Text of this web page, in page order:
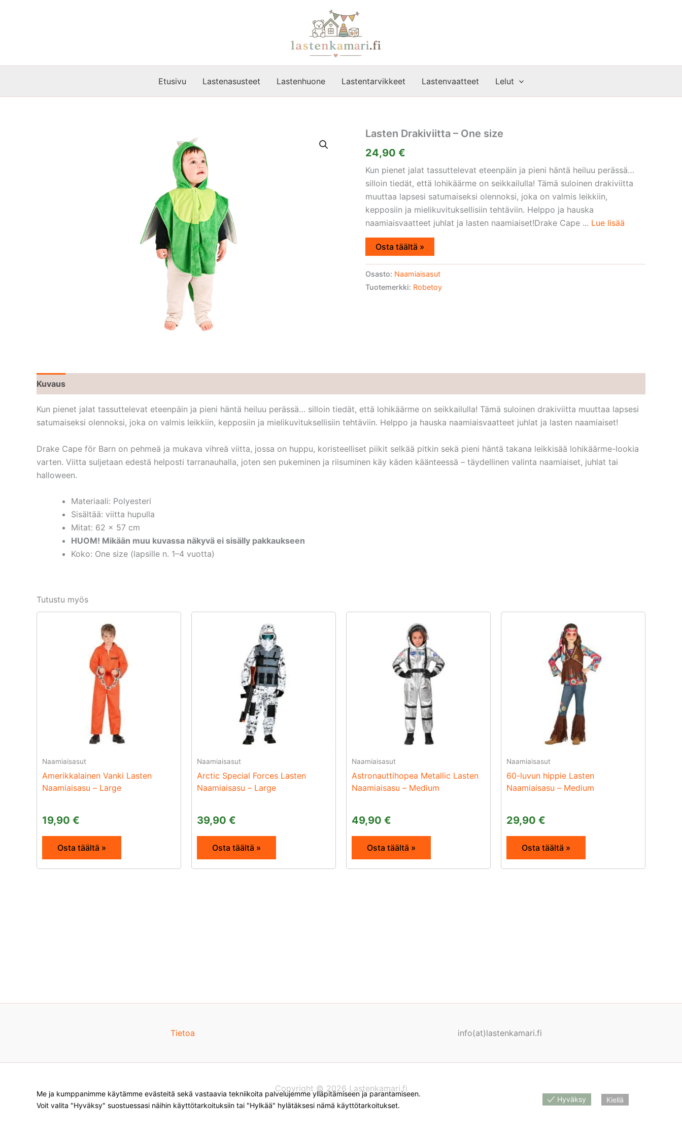
Etusivu Lastenasusteet Lastenhuone Lastentarvikkeet Lastenvaatteet Lelut
Lasten Drakiviitta – One size
24,90 €
Kun pienet jalat tassuttelevat eteenpäin ja pieni häntä heiluu perässä…
silloin tiedät, että lohikäärme on seikkailulla! Tämä suloinen drakiviitta
muuttaa lapsesi satumaiseksi olennoksi, joka on valmis leikkiin,
kepposiin ja mielikuvituksellisiin tehtäviin. Helppo ja hauska
naamiaisvaatteet juhlat ja lasten naamiaiset!Drake Cape ... Lue lisää
Osta täältä »
Osasto: Naamiaisasut
Tuotemerkki: Robetoy
Kuvaus
Kun pienet jalat tassuttelevat eteenpäin ja pieni häntä heiluu perässä… silloin tiedät, että lohikäärme on seikkailulla! Tämä suloinen drakiviitta muuttaa lapsesi
satumaiseksi olennoksi, joka on valmis leikkiin, kepposiin ja mielikuvituksellisiin tehtäviin. Helppo ja hauska naamiaisvaatteet juhlat ja lasten naamiaiset!
Drake Cape för Barn on pehmeä ja mukava vihreä viitta, jossa on huppu, koristeelliset piikit selkää pitkin sekä pieni häntä takana leikkisää lohikäärme-lookia
varten. Viitta suljetaan edestä helposti tarranauhalla, joten sen pukeminen ja riisuminen käy käden käänteessä – täydellinen valinta naamiaiset, juhlat tai
halloween.
Materiaali: Polyesteri
Sisältää: viitta hupulla
Mitat: 62 x 57 cm
HUOM! Mikään muu kuvassa näkyvä ei sisälly pakkaukseen
Koko: One size (lapsille n. 1–4 vuotta)
Tutustu myös
Naamiaisasut
Amerikkalainen Vanki Lasten
Naamiaisasu – Large
19,90 €
Osta täältä »
Naamiaisasut
Arctic Special Forces Lasten
Naamiaisasu – Large
39,90 €
Osta täältä »
Naamiaisasut
Astronauttihopea Metallic Lasten
Naamiaisasu – Medium
49,90 €
Osta täältä »
Naamiaisasut
60-luvun hippie Lasten
Naamiaisasu – Medium
29,90 €
Osta täältä »
Tietoa info(at)lastenkamari.fi
Copyright © 2026 Lastenkamari.fi
Me ja kumppanimme käytämme evästeitä sekä vastaavia tekniikoita palvelujemme ylläpitämiseen ja parantamiseen.
Voit valita "Hyväksy" suostuessasi näihin käyttötarkoituksiin tai "Hylkää" hylätäksesi nämä käyttötarkoitukset.
Hyväksy Kiellä